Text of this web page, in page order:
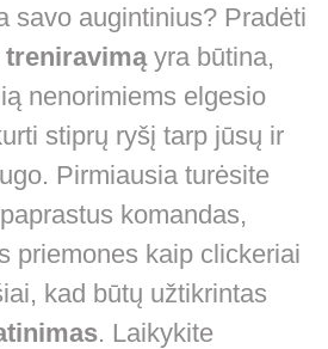
savo augintinius? Pradėti
treniravimąyra būtina,
nenorimiems elgesio
stiprų ryšį tarp jūsų ir
Pirmiausia turėsite
komandas,
priemones kaip clickeriai
kad būtų užtikrintas
. Laikykite